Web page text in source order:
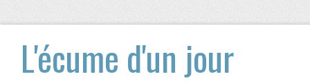
L'écume d'un jour